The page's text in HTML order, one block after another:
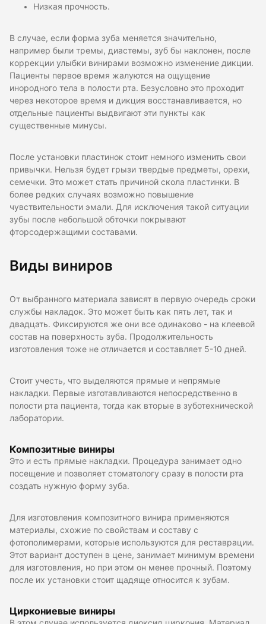
Низкая прочность.
В случае, если форма зуба меняется значительно,
например были тремы, диастемы, зуб бы наклонен, после
коррекции улыбки винирами возможно изменение дикции.
Пациенты первое время жалуются на ощущение
инородного тела в полости рта. Безусловно это проходит
через некоторое время и дикция восстанавливается, но
отдельные пациенты выдвигают эти пункты как
существенные минусы.
После установки пластинок стоит немного изменить свои
привычки. Нельзя будет грызи твердые предметы, орехи,
семечки. Это может стать причиной скола пластинки. В
более редких случаях возможно повышение
чувствительности эмали. Для исключения такой ситуации
зубы после небольшой обточки покрывают
фторсодержащими составами.
Виды виниров
От выбранного материала зависят в первую очередь сроки
службы накладок. Это может быть как пять лет, так и
двадцать. Фиксируются же они все одинаково - на клеевой
состав на поверхность зуба. Продолжительность
изготовления тоже не отличается и составляет 5-10 дней.
Стоит учесть, что выделяются прямые и непрямые
накладки. Первые изготавливаются непосредственно в
полости рта пациента, тогда как вторые в зуботехнической
лаборатории.
Композитные виниры
Это и есть прямые накладки. Процедура занимает одно
посещение и позволяет стоматологу сразу в полости рта
создать нужную форму зуба.
Для изготовления композитного винира применяются
материалы, схожие по свойствам и составу с
фотополимерами, которые используются для реставрации.
Этот вариант доступен в цене, занимает минимум времени
для изготовления, но при этом он менее прочный. Поэтому
после их установки стоит щадяще относится к зубам.
Циркониевые виниры